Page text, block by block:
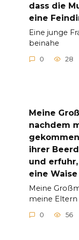
dass die
eine
Eine junge
beinahe
0 28
Meine
nachdem
ihrer
und
eine
Meine
meine Eltern
0 56